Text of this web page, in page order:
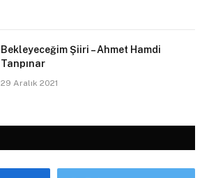
Bekleyeceğim Şiiri – Ahmet Hamdi
Tanpınar
29 Aralık 2021